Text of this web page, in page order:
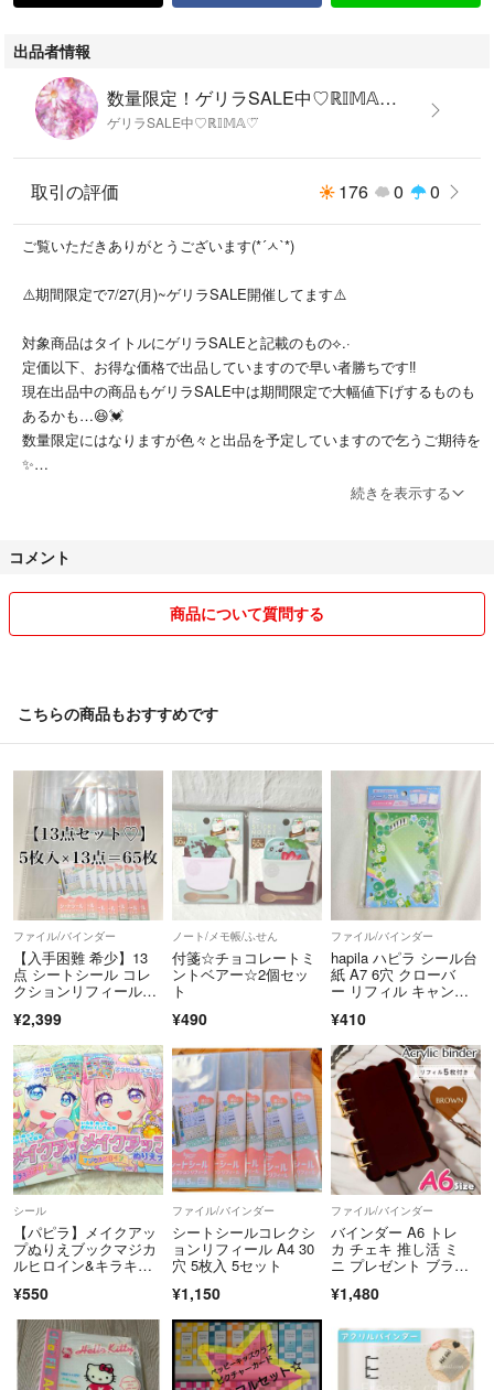
#ℝ𝕀𝕄𝔸'sshopシール ←で検索してみてください‎𖤐 ̖́-
#ディズニー #ディズニープリンセス
#アリエル #ベル #白雪姫 #シンデレラ
#ラプンツェル #ジャスミン #オーロラ姫
#ミッキー #ミニー #ミニーちゃん
#ミッキーマウス #ミニーマウス
#平成女児 #トイストーリー
#シール #シール帳 #3dシール
#ぷっくりシール #ぷくぷくシール
#立体シール #シール帳 #バインダー #シール台紙
#おはじきシール #ウォーターシール
#ステッカー #シル活
#ダイソー #DAISO #セリア #Seria #cando
#サンリオ #sanrio #サンリオキャラクターズ
#ハローキティ #マイメロ #クロミ #ポチャッコ
#ポムポムプリン #ハンギョドン #シナモロール
#推し活 シール台紙 剥離紙シート
出品者情報
数量限定！ゲリラSALE中♡ℝ𝕀𝕄𝔸♡⃛'s shop
ゲリラSALE中♡ℝ𝕀𝕄𝔸♡⃛
取引の評価 176 0 0
ご覧いただきありがとうございます(*´ㅅ`*)
⚠️期間限定で7/27(月)~ゲリラSALE開催してます⚠️
対象商品はタイトルにゲリラSALEと記載のもの⟡.·
定価以下、お得な価格で出品していますので早い者勝ちです‼️
現在出品中の商品もゲリラSALE中は期間限定で大幅値下げするものも
あるかも…😆💓
数量限定にはなりますが色々と出品を予定していますので乞うご期待を
✨️
他アプリ等でもお取引実績1000件以上あり
安心してお取引が出来るよう心がけております✩.*˚
送となります。
簡易包装とさせていただきます🙇‍♀️
衣類等で厚みがあり発送サイズがギリギリのものは圧縮して発送する事
もあります。ご了承ください。
素人による保管、梱包になりますので神経質な方はご遠慮いただきます
ようお願いいたします。
USED品に関しましてはご理解の上でご購入をお願いいたしますm(_ _)
m
3Nでお願いします。
どうぞよろしくお願いいたしますm(*_ _)m
続きを表示する
コメント
商品について質問する
こちらの商品もおすすめです
ファイル/バインダー
【入手困難 希少】13
点 シートシール コレ
クションリフィール5
¥2,399
ノート/メモ帳/ふせん
付箋☆チョコレートミ
ントベアー☆2個セッ
ト
¥490
ファイル/バインダー
hapila ハピラ シール台
紙 A7 6穴 クローバ
ー リフィル キャンド
¥410
シール
【パピラ】メイクアッ
プぬりえブックマジカ
ルヒロイン&キラキラ
¥550
ファイル/バインダー
シートシールコレクシ
ョンリフィール A4 30
穴 5枚入 5セット
¥1,150
ファイル/バインダー
バインダー A6 トレ
カ チェキ 推し活 ミ
ニ プレゼント ブラウ
¥1,480